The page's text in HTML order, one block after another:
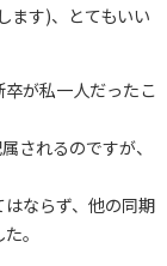
ます)、とてもいい
が私一人だったこ
されるのですが、
ならず、他の同期
。